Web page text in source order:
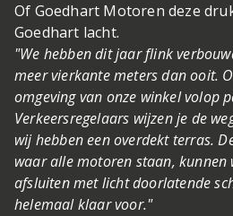
Of Goedhart Motoren deze
Goedhart lacht.
"We hebben dit jaar flink
meer vierkante meters dan ooit.
omgeving van onze winkel volop
Verkeersregelaars wijzen je de
wij hebben een overdekt terras.
waar alle motoren staan, kunnen
afsluiten met licht doorlatende
helemaal klaar voor."